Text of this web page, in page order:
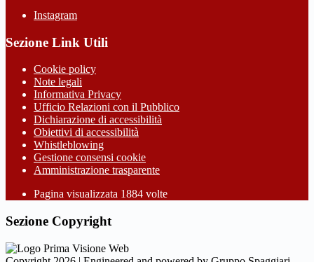
Instagram
Sezione Link Utili
Cookie policy
Note legali
Informativa Privacy
Ufficio Relazioni con il Pubblico
Dichiarazione di accessibilità
Obiettivi di accessibilità
Whistleblowing
Gestione consensi cookie
Amministrazione trasparente
Pagina visualizzata 1884 volte
Sezione Copyright